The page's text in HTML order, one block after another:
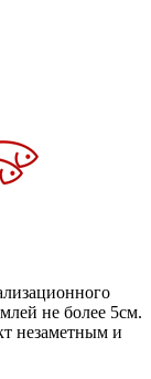
не более 5см.
незаметным и